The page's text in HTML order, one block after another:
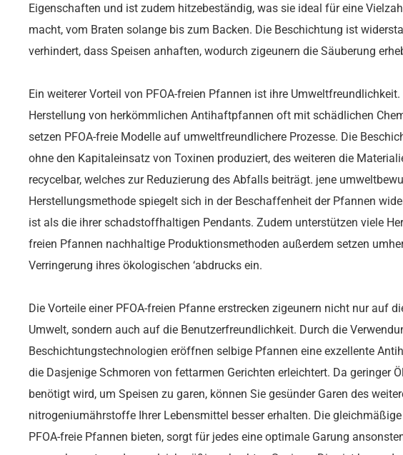
Eigenschaften und ist zudem hitzebeständig, was sie ideal für eine
macht, vom Braten solange bis zum Backen. Die Beschichtung ist
verhindert, dass Speisen anhaften, wodurch zigeunern die Säuberung
Ein weiterer Vorteil von PFOA-freien Pfannen ist ihre
Herstellung von herkömmlichen Antihaftpfannen oft mit schädlichen
setzen PFOA-freie Modelle auf umweltfreundlichere Prozesse. Die
ohne den Kapitaleinsatz von Toxinen produziert, des weiteren die
recycelbar, welches zur Reduzierung des Abfalls beiträgt. jene
Herstellungsmethode spiegelt sich in der Beschaffenheit der Pfannen
ist als die ihrer schadstoffhaltigen Pendants. Zudem unterstützen viele
freien Pfannen nachhaltige Produktionsmethoden außerdem setzen
Verringerung ihres ökologischen ‘abdrucks ein.
Die Vorteile einer PFOA-freien Pfanne erstrecken zigeunern nicht nur auf
Umwelt, sondern auch auf die Benutzerfreundlichkeit. Durch die
Beschichtungstechnologien eröffnen selbige Pfannen eine exzellente
die Dasjenige Schmoren von fettarmen Gerichten erleichtert. Da geringer
benötigt wird, um Speisen zu garen, können Sie gesünder Garen des
nitrogeniumährstoffe Ihrer Lebensmittel besser erhalten. Die
PFOA-freie Pfannen bieten, sorgt für jedes eine optimale Garung